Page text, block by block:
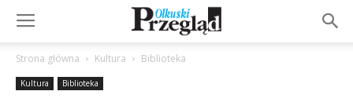
Strona główna Kultura Biblioteka
Kultura Biblioteka